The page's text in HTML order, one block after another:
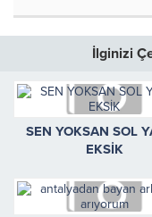
İlginizi
SEN YOKSAN SOL
EKSİK